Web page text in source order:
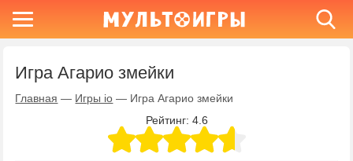
Игра Агарио змейки
Главная — Игры io — Игра Агарио змейки
Рейтинг: 4.6